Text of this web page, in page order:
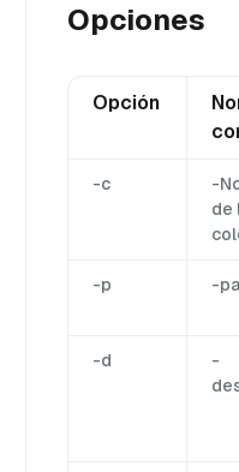
Opciones
Opción
-c
-
de
-p -
-d
-